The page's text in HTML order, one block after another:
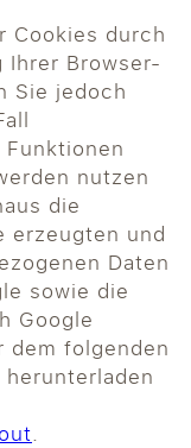
Cookies durch
Ihrer Browser-
Sie jedoch
nutzen
die
erzeugten und
Daten
sowie die
Google
dem folgenden
.